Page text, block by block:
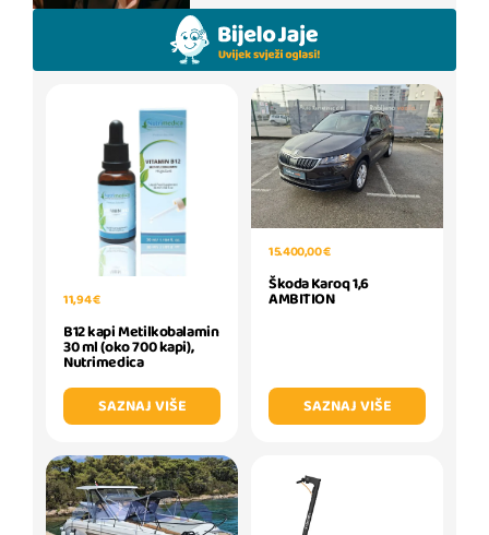
11,94 €
B12 kapi Metilkobalamin
30 ml (oko 700 kapi),
Nutrimedica
SAZNAJ VIŠE
15.400,00 €
Škoda Karoq 1,6
AMBITION
SAZNAJ VIŠE